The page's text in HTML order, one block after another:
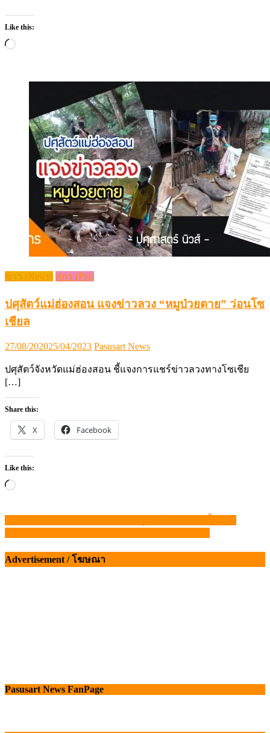
Like this:
Loading…
ข่าว (News) สุกร (Pig)
ปศุสัตว์แม่ฮ่องสอน แจงข่าวลวง “หมูป่วยตาย” ว่อนโซ
เชียล
Posted
27/08/202025/04/2023 Author
Pasusart News
ปศุสัตว์จังหวัดแม่ฮ่องสอน ชี้แจงการแชร์ข่าวลวงทางโซเชีย
[…]
Share this:
X Facebook
Like this:
Loading…
แนะแนว
เรื่อง
Advertisement / โฆษณา
Pasusart News FanPage